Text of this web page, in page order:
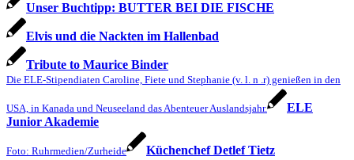
Unser Buchtipp: BUTTER BEI DIE FISCHE
Elvis und die Nackten im Hallenbad
Tribute to Maurice Binder
Die ELE-Stipendiaten Caroline, Fiete und Stephanie (v. l. n .r) genießen in den
USA, in Kanada und Neuseeland das Abenteuer Auslandsjahr.
ELE
Junior Akademie
Foto: Ruhrmedien/Zurheide Küchenchef Detlef Tietz